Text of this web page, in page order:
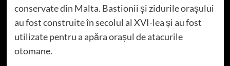
conservate din Malta. Bastionii și zidurile orașului
au fost construite în secolul al XVI-lea și au fost
utilizate pentru a apăra orașul de atacurile
otomane.